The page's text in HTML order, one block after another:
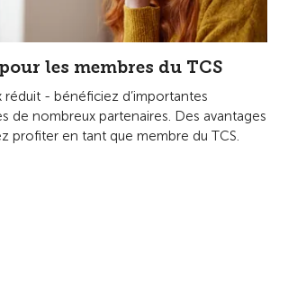
les membres du TCS
réduit - bénéficiez d’importantes
de nombreux partenaires. Des avantages
profiter en tant que membre du TCS.